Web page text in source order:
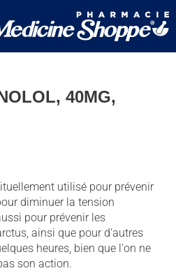
40MG,
utilisé pour prévenir
diminuer la tension
pour prévenir les
ainsi que pour d'autres
heures, bien que l'on ne
son action.